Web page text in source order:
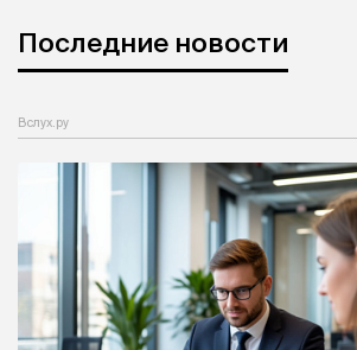
Последние новости
Вслух.ру